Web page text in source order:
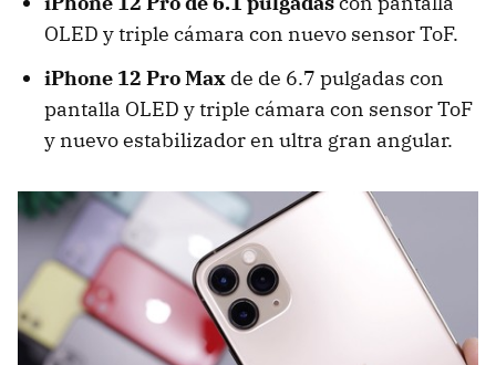
OLED y triple cámara con nuevo sensor ToF.
iPhone 12 Pro Max de de 6.7 pulgadas con
pantalla OLED y triple cámara con sensor ToF
y nuevo estabilizador en ultra gran angular.